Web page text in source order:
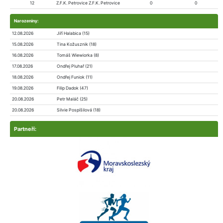
12 Z.F.K. Petrovice Z.F.K. Petrovice 0 0
Narozeniny:
12.08.2026 Jiří Halabica (15)
15.08.2026 Tina Kožusznik (18)
16.08.2026 Tomáš Wiewiorka (8)
17.08.2026 Ondřej Pluhař (21)
18.08.2026 Ondřej Funiok (11)
19.08.2026 Filip Dadok (47)
20.08.2026 Petr Maláč (25)
20.08.2026 Silvie Pospíšilová (18)
Partneří: